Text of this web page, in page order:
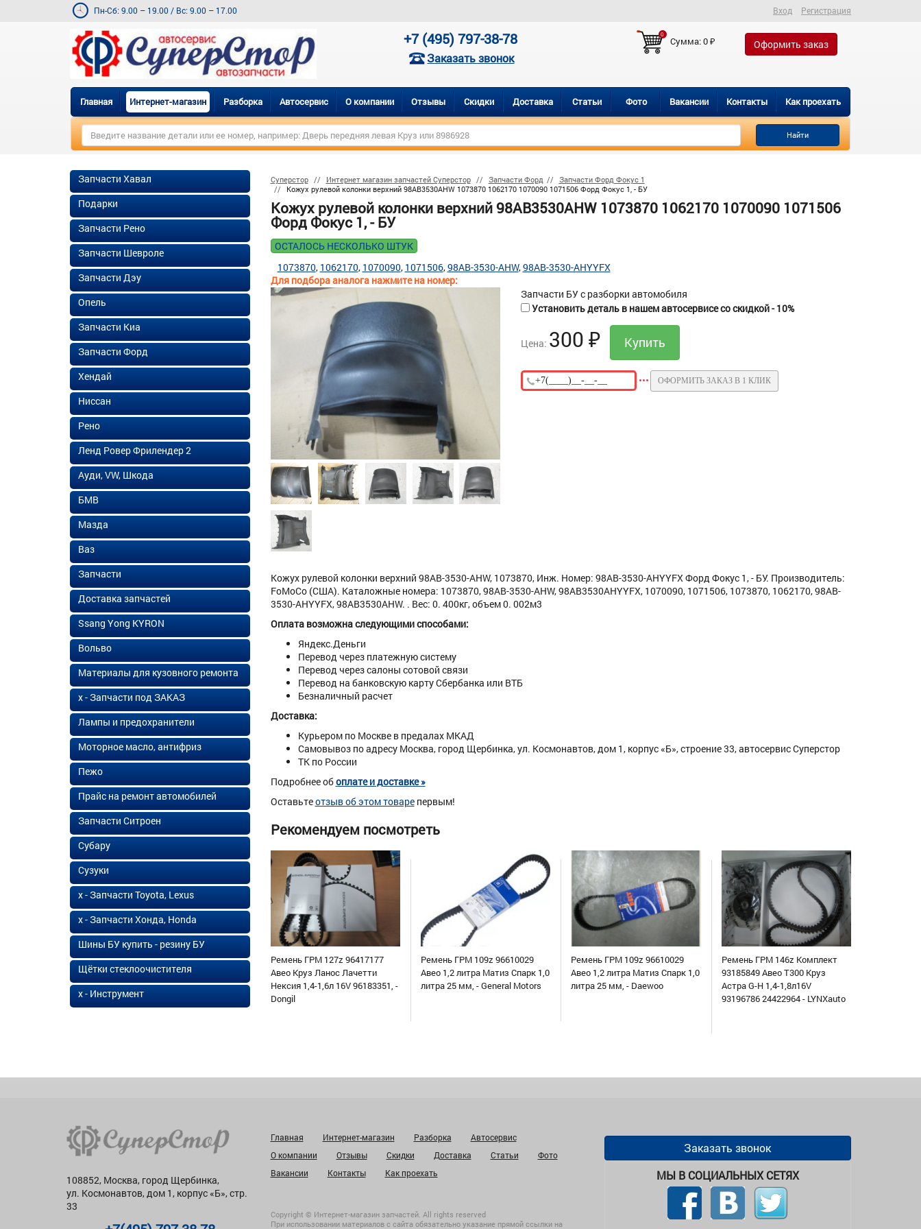
Пн-Сб: 9.00 – 19.00 / Вс: 9.00 – 17.00 Вход Регистрация
+7 (495) 797-38-78
Заказать звонок
0
Сумма:0₽ Оформить заказ
Главная Интернет-магазин Разборка Автосервис О компании Отзывы Скидки Доставка Статьи Фото Вакансии Контакты Как проехать
Найти
Суперстор Интернет магазин запчастей Суперстор Запчасти Форд
Запчасти Форд Фокус 1
Кожух рулевой колонки верхний 98AB3530AHW 1073870 1062170 1070090 1071506 Форд Фокус 1, - БУ
Кожух рулевой колонки верхний 98AB3530AHW 1073870 1062170 1070090 1071506
Форд Фокус 1, - БУ
ОСТАЛОСЬ НЕСКОЛЬКО ШТУК
Для подбора аналога нажмите на номер:
1073870 1062170 1070090 1071506 98AB-3530-AHW 98AB-3530-AHYYFX
Запчасти БУ с разборки автомобиля
Установить деталь в нашем автосервисе со скидкой - 10%
Цена: 300₽
ОФОРМИТЬ ЗАКАЗ В 1 КЛИК
Кожух рулевой колонки верхний 98AB-3530-AHW, 1073870, Инж. Номер: 98AB-3530-AHYYFX Форд Фокус 1, - БУ. Производитель:
FoMoCo (США). Каталожные номера: 1073870, 98AB-3530-AHW, 98AB3530AHYYFX, 1070090, 1071506, 1073870, 1062170, 98AB-
3530-AHYYFX, 98AB3530AHW. . Вес: 0. 400кг, объем 0. 002м3
Оплата возможна следующими способами:
Яндекс.Деньги
Перевод через платежную систему
Перевод через салоны сотовой связи
Перевод на банковскую карту Сбербанка или ВТБ
Безналичный расчет
Доставка:
Курьером по Москве в предалах МКАД
Самовывоз по адресу Москва, город Щербинка, ул. Космонавтов, дом 1, корпус «Б», строение 33, автосервис Суперстор
ТК по России
Подробнее обоплате и доставке »
Оставьтеотзыв об этом товарепервым!
Рекомендуем посмотреть
Ремень ГРМ 127z 96417177
Авео Круз Ланос Лачетти
Нексия 1,4-1,6л 16V 96183351, -
Dongil
Ремень ГРМ 109z 96610029
Авео 1,2 литра Матиз Спарк 1,0
литра 25 мм, - General Motors
Ремень ГРМ 109z 96610029
Авео 1,2 литра Матиз Спарк 1,0
литра 25 мм, - Daewoo
Ремень ГРМ 146z Комплект
93185849 Авео Т300 Круз
Астра G-H 1,4-1,8л16V
93196786 24422964 - LYNXauto
Запчасти Хавал
Подарки
Запчасти Рено
Запчасти Шевроле
Запчасти Дэу
Опель
Запчасти Киа
Запчасти Форд
Хендай
Ниссан
Рено
Ленд Ровер Фрилендер 2
Ауди, VW, Шкода
БМВ
Мазда
Ваз
Запчасти
Доставка запчастей
Ssang Yong KYRON
Вольво
Материалы для кузовного ремонта
х - Запчасти под ЗАКАЗ
Лампы и предохранители
Моторное масло, антифриз
Пежо
Прайс на ремонт автомобилей
Запчасти Ситроен
Субару
Сузуки
х - Запчасти Toyota, Lexus
х - Запчасти Хонда, Honda
Шины БУ купить - резину БУ
Щётки стеклоочистителя
х - Инструмент
108852, Москва, город Щербинка,
ул. Космонавтов, дом 1, корпус «Б», стр.
33
Главная Интернет-магазин Разборка
Автосервис
О компании
Отзывы Скидки Доставка Статьи
Фото
Вакансии
Контакты Как проехать
Copyright © Интернет-магазин запчастей. All rights reserved
При использовании материалов с сайта обязательно указание прямой ссылки на
Заказать звонок
МЫ В СОЦИАЛЬНЫХ СЕТЯХ